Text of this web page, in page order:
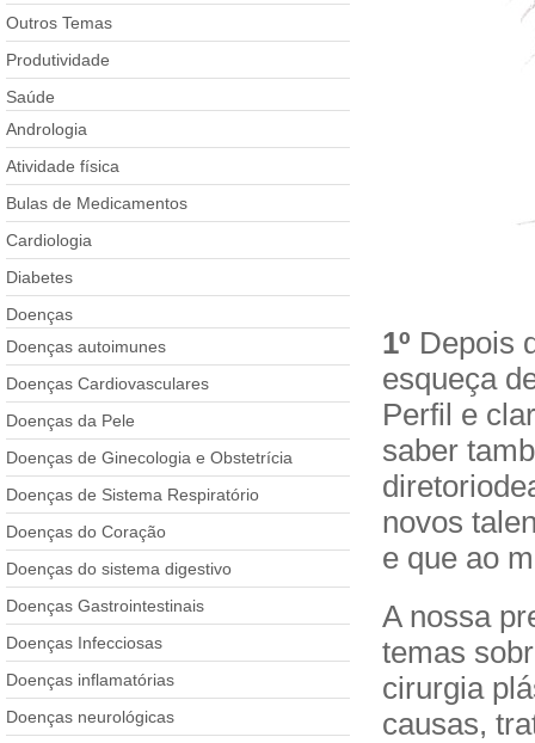
1º Depois
esqueça
Perfil e
saber
novos
e que ao
A nossa
temas
cirurgia
causas,
Outros Temas
Produtividade
Saúde
Andrologia
Atividade física
Bulas de Medicamentos
Cardiologia
Diabetes
Doenças
Doenças autoimunes
Doenças Cardiovasculares
Doenças da Pele
Doenças de Ginecologia e Obstetrícia
Doenças de Sistema Respiratório
Doenças do Coração
Doenças do sistema digestivo
Doenças Gastrointestinais
Doenças Infecciosas
Doenças inflamatórias
Doenças neurológicas